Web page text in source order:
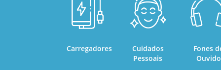
Sem Cor
AZUL MARINHO
RECICLADO
Carregadores
Cuidados
Pessoais
Fones
Ouvido